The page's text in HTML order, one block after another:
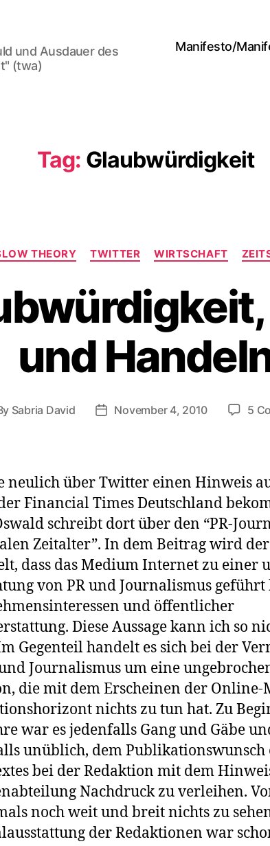
und Ausdauer des
(twa)
Manifesto/
Tag: Glaubwürdigkeit
Categories
THEORY TWITTER WIRTSCHAFT
und
Sabria David
PostNovember 4, 2010 5
neulich über Twitter einen Hinweis
Financial Times Deutschland
schreibt dort über den “PR-
Zeitalter”. In dem Beitrag wird
dass das Medium Internet zu einer
von PR und Journalismus geführt
und öffentlicher
Diese Aussage kann ich so
Gegenteil handelt es sich bei der
Journalismus um eine
die mit dem Erscheinen der Online-
nichts zu tun hat. Zu
war es jedenfalls Gang und Gäbe
unüblich, dem Publikationswunsch
bei der Redaktion mit dem
Nachdruck zu verleihen.
noch weit und breit nichts zu
der Redaktionen war